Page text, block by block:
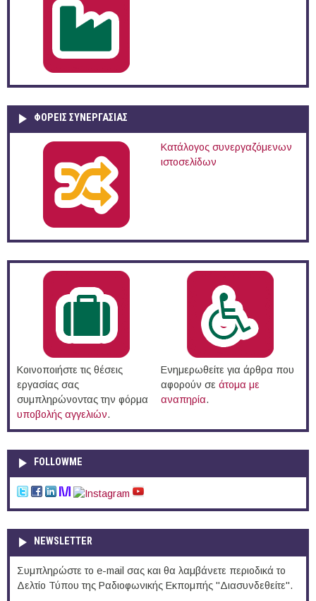
ΦΟΡΕΙΣ ΣΥΝΕΡΓΑΣΙΑΣ
Κατάλογος συνεργαζόμενων
ιστοσελίδων
Κοινοποιήστε τις θέσεις
εργασίας σας
συμπληρώνοντας την φόρμα
υποβολής αγγελιών.
Ενημερωθείτε για άρθρα που
αφορούν σε άτομα με
αναπηρία.
FOLLOWME
NEWSLETTER
Συμπληρώστε το e-mail σας και θα λαμβάνετε περιοδικά το
Δελτίο Τύπου της Ραδιοφωνικής Εκπομπής "Διασυνδεθείτε".